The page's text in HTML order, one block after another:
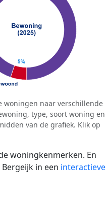
woningen naar verschillende
type, soort woning en
van de grafiek. Klik op
woningkenmerken. En
in een interactieve